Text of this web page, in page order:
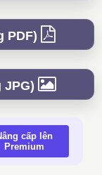
PDF)
JPG)
cấp lên
Premium